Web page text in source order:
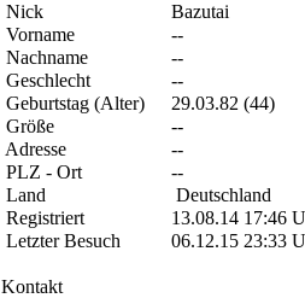
Nick
Bazutai
Vorname
--
Nachname
--
Geschlecht
--
Geburtstag (Alter)
29.03.82 (44)
Größe
--
Adresse
--
PLZ - Ort
--
Land
Deutschland
Registriert
13.08.14 17:46
Letzter Besuch
06.12.15 23:33
Kontakt